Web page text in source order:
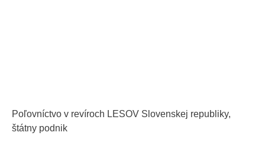
Poľovníctvo v revíroch LESOV Slovenskej republiky,
štátny podnik